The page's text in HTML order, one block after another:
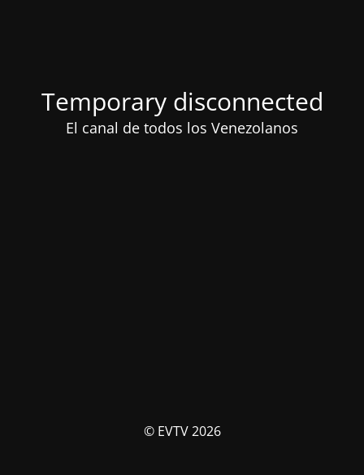
Temporary disconnected
El canal de todos los Venezolanos
© EVTV 2026